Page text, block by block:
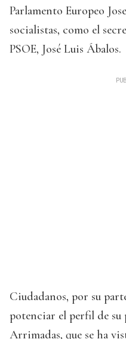
Parlamento Europeo
socialistas, como el
PSOE, José Luis Ábalos.
Ciudadanos, por su
potenciar el perfil de su
Arrimadas, que se ha